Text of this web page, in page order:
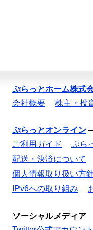
ぷらっとホーム株式
会社概要
株主・投
ぷらっとオンライン
ご利用ガイド
ぷら
配送・決済について
個人情報取り扱い方
IPv6への取り組み
ソーシャルメディア